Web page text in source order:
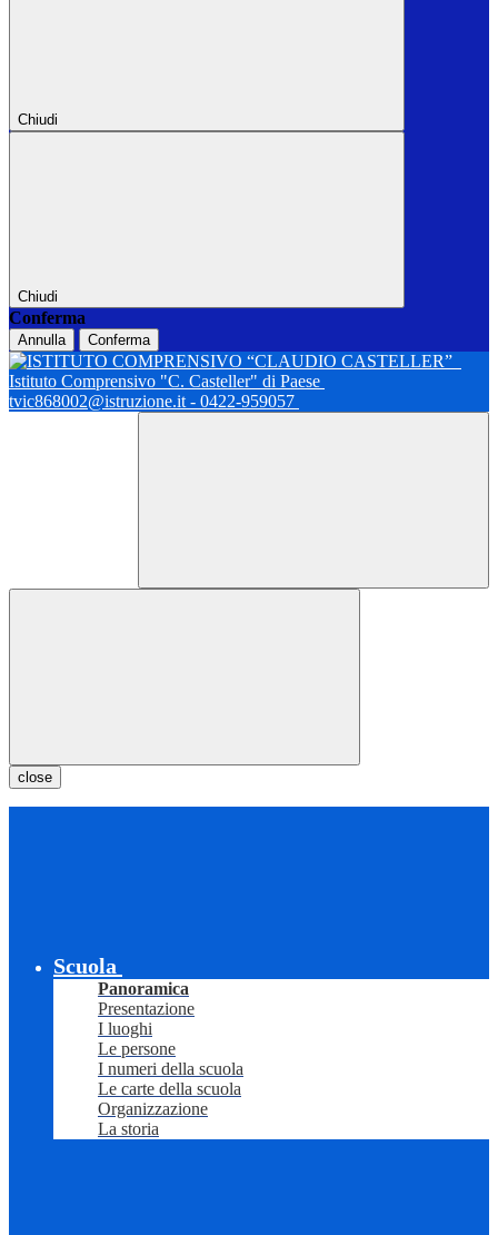
Chiudi
Chiudi
Conferma
Annulla Conferma
Istituto Comprensivo "C. Casteller" di Paese
tvic868002@istruzione.it - 0422-959057
close
Scuola
Panoramica
Presentazione
I luoghi
Le persone
I numeri della scuola
Le carte della scuola
Organizzazione
La storia